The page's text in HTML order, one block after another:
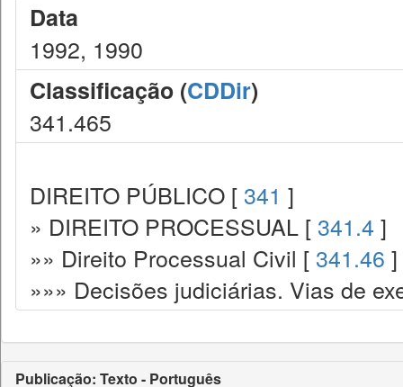
Data
1992, 1990
Classificação (CDDir)
341.465
DIREITO PÚBLICO [ 341 ]
» DIREITO PROCESSUAL [ 341.4 ]
»» Direito Processual Civil [ 341.46 ]
»»» Decisões judiciárias. Vias de
Publicação: Texto - Português